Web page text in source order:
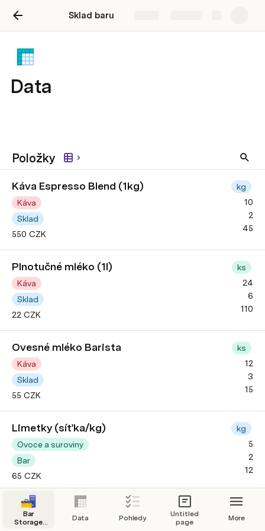
Sklad baru
Data
Položky
Káva Espresso Blend (1kg)
kg
Káva
Sklad
550 CZK
10
2
45
Plnotučné mléko (1l)
ks
Káva
Sklad
22 CZK
24
6
110
Ovesné mléko Barista
ks
Káva
Sklad
55 CZK
12
3
15
Limetky (síťka/kg)
kg
Ovoce a suroviny
Bar
65 CZK
5
2
12
Čerstvá máta
svazek
Ovoce a suroviny
Bar
Storage
Data Pohledy
Untitled
page
More